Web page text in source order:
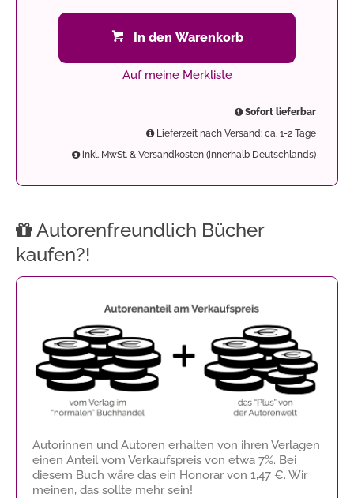
In den Warenkorb
Auf meine Merkliste
Sofort lieferbar
Lieferzeit nach Versand: ca. 1-2 Tage
inkl. MwSt. & Versandkosten (innerhalb Deutschlands)
Autorenfreundlich Bücher
kaufen?!
Autorinnen und Autoren erhalten von ihren Verlagen
einen Anteil vom Verkaufspreis von etwa 7%. Bei
diesem Buch wäre das ein Honorar von 1,47 €. Wir
meinen, das sollte mehr sein!